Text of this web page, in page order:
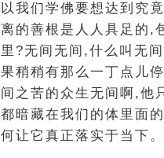
以我们学佛要想达到究
离的善根是人人具足的,
里?无间无间,什么叫无
果稍稍有那么一丁点儿
间之苦的众生无间啊,他
都暗藏在我们的体里面
何让它真正落实于当下。